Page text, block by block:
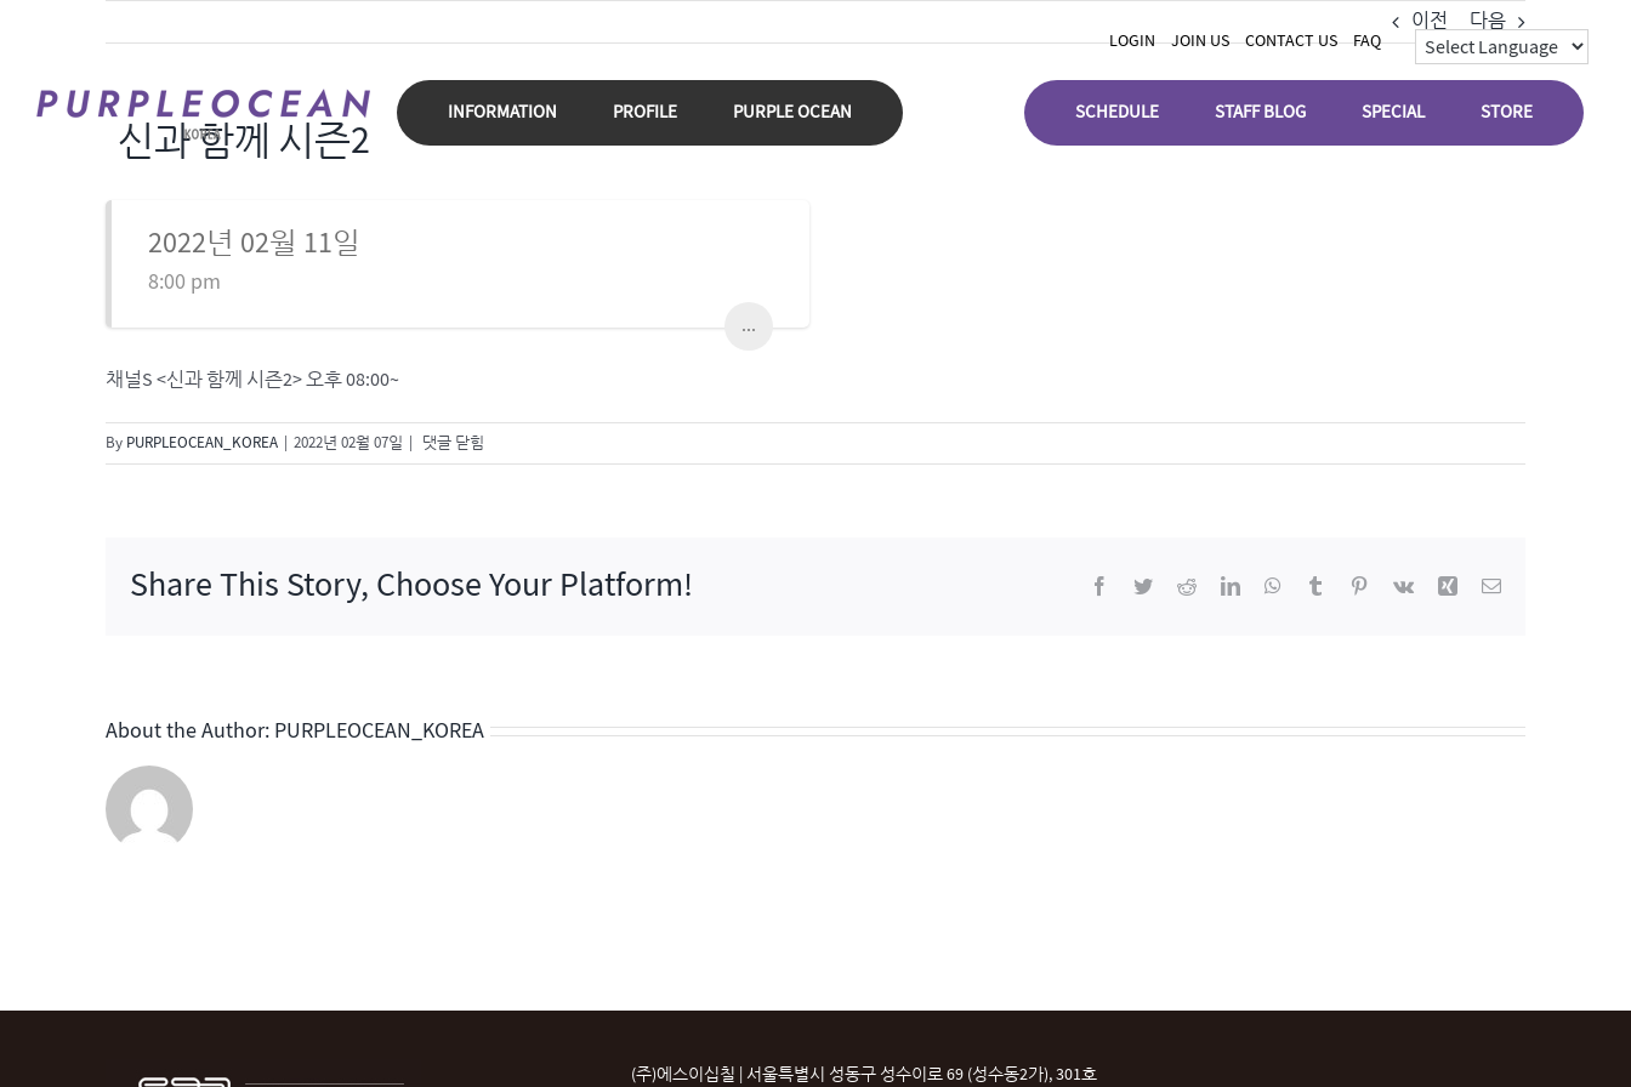
LOGIN JOIN US CONTACT US FAQ
INFORMATION PROFILE PURPLE OCEAN SCHEDULE STAFF BLOG SPECIAL STORE
이전 다음
신과 함께 시즌2
2022년 02월 11일
8:00 pm
...
채널S <신과 함께 시즌2> 오후 08:00~
By PURPLEOCEAN_KOREA 2022년 02월 07일
신
과
즌
댓글 닫힘
Share This Story, Choose Your Platform! Facebook
TwitterRedditLinkedInWhatsApp
Tumblr Pinterest
Vk Xing 이
About the Author: PURPLEOCEAN_KOREA
(주)에스이십칠 | 서울특별시 성동구 성수이로 69 (성수동2가), 301호